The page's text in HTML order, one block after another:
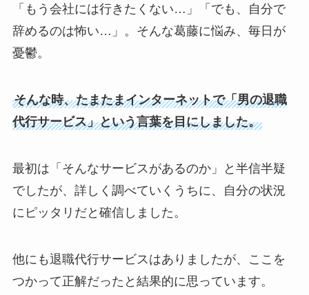
「もう会社には行きたくない…」「でも、自分で
辞めるのは怖い…」。そんな葛藤に悩み、毎日が
憂鬱。
そんな時、たまたまインターネットで「男の退職
代行サービス」という言葉を目にしました。
最初は「そんなサービスがあるのか」と半信半疑
でしたが、詳しく調べていくうちに、自分の状況
にピッタリだと確信しました。
他にも退職代行サービスはありましたが、ここを
つかって正解だったと結果的に思っています。